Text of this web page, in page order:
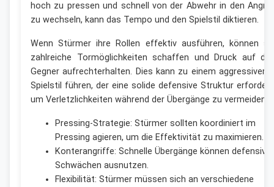
hoch zu pressen und schnell von der Abwehr in den
zu wechseln, kann das Tempo und den Spielstil diktieren.
Wenn Stürmer ihre Rollen effektiv ausführen, können
zahlreiche Tormöglichkeiten schaffen und Druck auf
Gegner aufrechterhalten. Dies kann zu einem
Spielstil führen, der eine solide defensive Struktur
um Verletzlichkeiten während der Übergänge zu vermeiden.
Pressing-Strategie: Stürmer sollten koordiniert im
Pressing agieren, um die Effektivität zu maximieren.
Konterangriffe: Schnelle Übergänge können defensive
Schwächen ausnutzen.
Flexibilität: Stürmer müssen sich an verschiedene